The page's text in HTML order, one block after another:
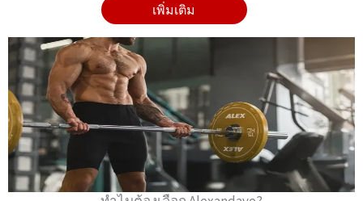
เพิ่มเติม
เพิ่มเติม